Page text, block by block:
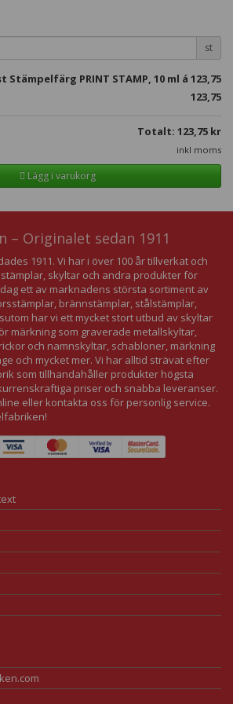
st
Stämpelfärg PRINT STAMP, 10 ml á 123,75
123,75
Totalt: 123,75 kr
inkl moms
Lägg i varukorg
– Originalet sedan 1911
1911. Vi har i över 100 år tillverkat och
skyltar och andra produkter för
ett av marknadens största sortiment av
brännstämplar, stålstämplar,
har vi ett mycket stort utbud av skyltar
märkning som graverade metallskyltar,
och namnskyltar, schabloner, märkning
och mycket mer. Vi har alltid strävat efter
som tillhandahåller produkter högsta
priser och snabba leveranser.
eller kontakta oss för personlig service.